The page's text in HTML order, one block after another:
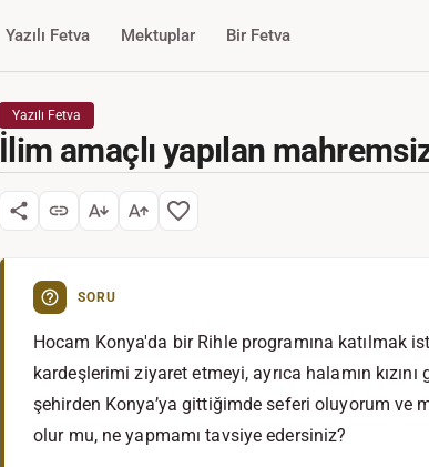
Yazılı Fetva Mektuplar Bir Fetva
Yazılı Fetva
İlim amaçlı yapılan
SORU
Hocam Konya'da bir Rihle programına katılmak
kardeşlerimi ziyaret etmeyi, ayrıca halamın
şehirden Konya’ya gittiğimde seferi oluyorum ve
olur mu, ne yapmamı tavsiye edersiniz?